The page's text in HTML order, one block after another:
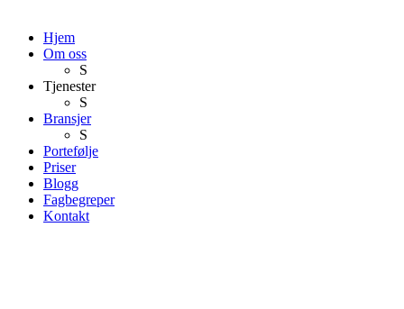
Hjem
Om oss
S
Tjenester
S
Bransjer
S
Portefølje
Priser
Blogg
Fagbegreper
Kontakt